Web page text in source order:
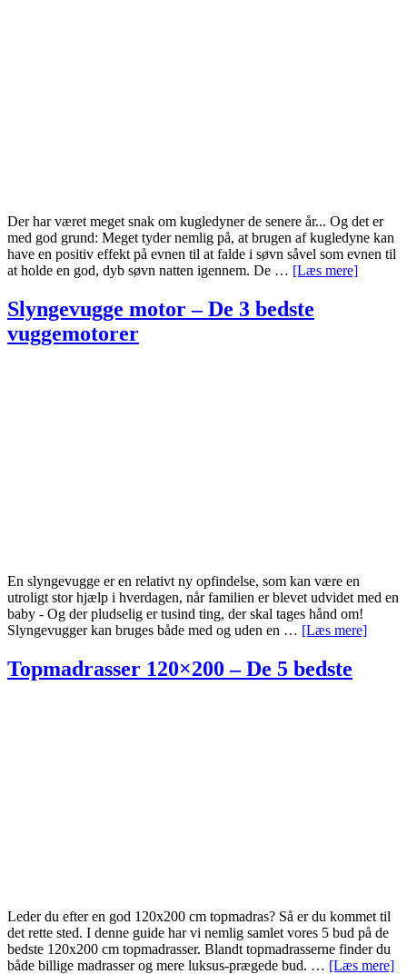
Der har været meget snak om kugledyner de senere år... Og det er
med god grund: Meget tyder nemlig på, at brugen af kugledyne kan
have en positiv effekt på evnen til at falde i søvn såvel som evnen til
at holde en god, dyb søvn natten igennem. De … [Læs mere]om
Slyngevugge motor – De 3 bedste
vuggemotorer
En slyngevugge er en relativt ny opfindelse, som kan være en
utroligt stor hjælp i hverdagen, når familien er blevet udvidet med en
baby - Og der pludselig er tusind ting, der skal tages hånd om!
Slyngevugger kan bruges både med og uden en … [Læs mere]om
Topmadrasser 120×200 – De 5 bedste
Leder du efter en god 120x200 cm topmadras? Så er du kommet til
det rette sted. I denne guide har vi nemlig samlet vores 5 bud på de
bedste 120x200 cm topmadrasser. Blandt topmadrasserne finder du
både billige madrasser og mere luksus-prægede bud. … [Læs mere]